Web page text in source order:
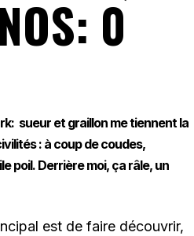
0
sueur et graillon me tiennent la
: à coup de coudes,
poil. Derrière moi, ça râle, un
est de faire découvrir,